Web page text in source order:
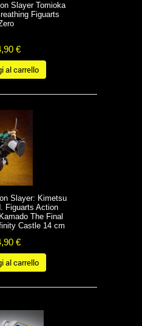
Slayer Tomioka
Figuarts
€
al carrello
Slayer: Kimetsu
Figuarts Action
The Final
Castle 14 cm
€
al carrello